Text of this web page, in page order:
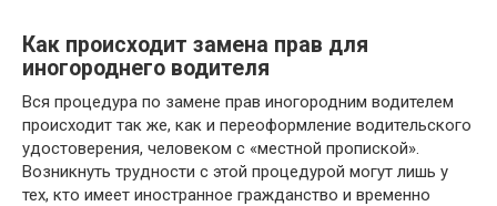
Как происходит замена прав для
иногороднего водителя
Вся процедура по замене прав иногородним водителем
происходит так же, как и переоформление водительского
удостоверения, человеком с «местной пропиской».
Возникнуть трудности с этой процедурой могут лишь у
тех, кто имеет иностранное гражданство и временно